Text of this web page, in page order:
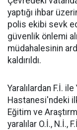
yaptığı ihbar
polis ekibi sevk
güvenlik önlemi
müdahalesinin
kaldırıldı.
Yaralılardan F.İ.
Hastanesi'ndeki
Eğitim ve
yaralılar O.İ., N.İ.,